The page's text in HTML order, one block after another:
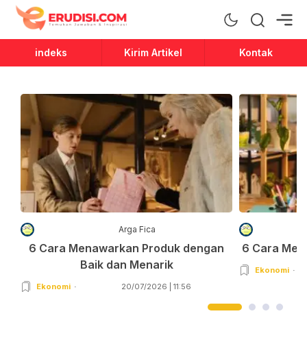
Erudisi
Temukan Jawaban dan Inspirasi
indeks Kirim Artikel Kontak
Arga Fica
6 Cara Menawarkan Produk dengan
Baik dan Menarik
Ekonomi 20/07/2026 | 11:56
6 Cara
Ekonomi